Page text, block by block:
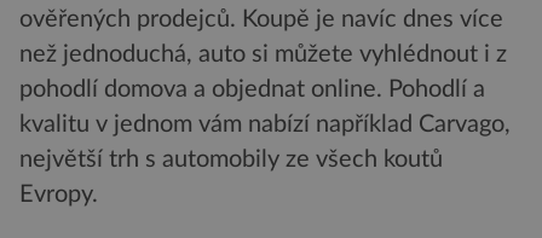
ověřených prodejců. Koupě je navíc dnes více
než jednoduchá, auto si můžete vyhlédnout i z
pohodlí domova a objednat online. Pohodlí a
kvalitu v jednom vám nabízí například Carvago,
největší trh s automobily ze všech koutů
Evropy.